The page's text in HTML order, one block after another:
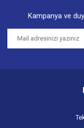
Kampanya ve